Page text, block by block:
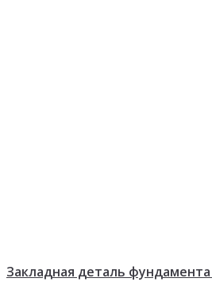
Закладная деталь